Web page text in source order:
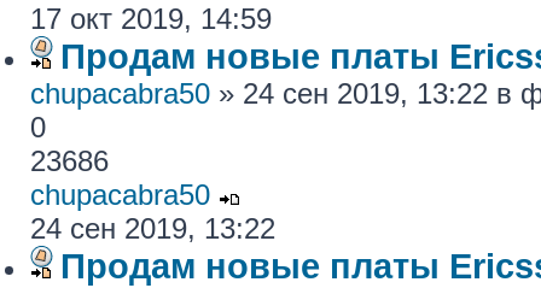
17 окт 2019, 14:59
Продам новые платы
chupacabra50 » 24 сен 2019, 13:22 в
0
23686
chupacabra50
24 сен 2019, 13:22
Продам новые платы